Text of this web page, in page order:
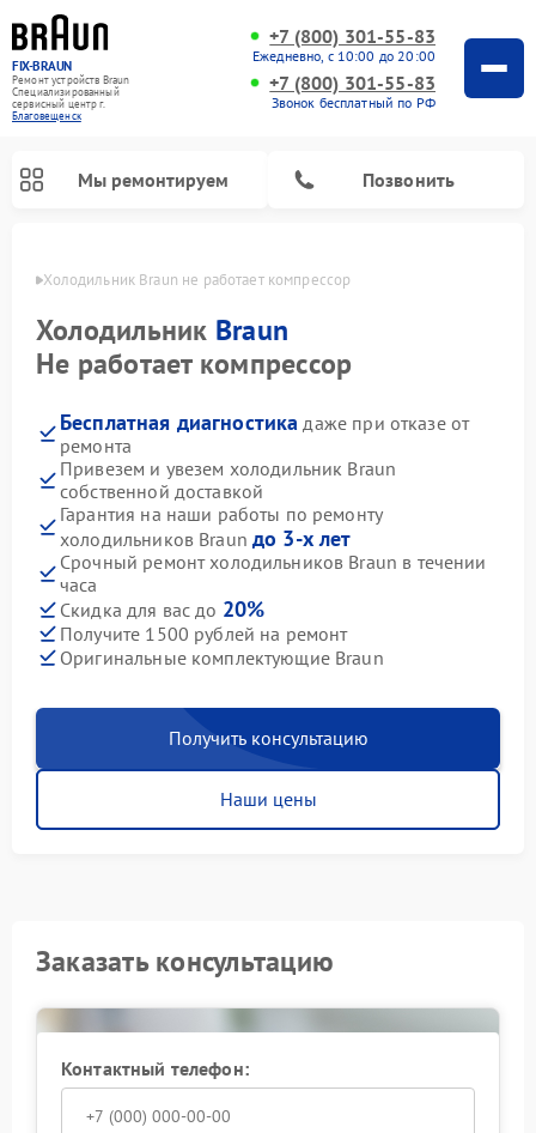
FIX-BRAUN
Ремонт устройств Braun
Специализированный
cервисный центр г.
Благовещенск
+7 (800) 301-55-83
Ежедневно, с 10:00 до 20:00
+7 (800) 301-55-83
Звонок бесплатный по РФ
Мы ремонтируем Позвонить
Холодильник Braun не работает компрессор
Холодильник Braun
Не работает компрессор
Бесплатная диагностика даже при отказе от
ремонта
Привезем и увезем холодильник Braun
собственной доставкой
Гарантия на наши работы по ремонту
холодильников Braunдо 3-х лет
Срочный ремонт холодильников Braun в течении
часа
Скидка для вас до 20%
Получите 1500 рублей на ремонт
Оригинальные комплектующие Braun
Получить консультацию
Наши цены
Заказать консультацию
Контактный телефон: